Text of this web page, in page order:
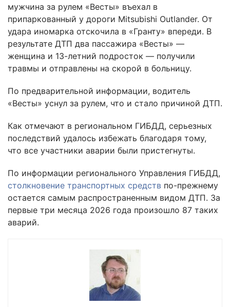
мужчина за рулем «Весты» въехал в
припаркованный у дороги Mitsubishi Outlander. От
удара иномарка отскочила в «Гранту» впереди. В
результате ДТП два пассажира «Весты» —
женщина и 13-летний подросток — получили
травмы и отправлены на скорой в больницу.
По предварительной информации, водитель
«Весты» уснул за рулем, что и стало причиной ДТП.
Как отмечают в региональном ГИБДД, серьезных
последствий удалось избежать благодаря тому,
что все участники аварии были пристегнуты.
По информации регионального Управления ГИБДД,
столкновение транспортных средств по-прежнему
остается самым распространенным видом ДТП. За
первые три месяца 2026 года произошло 87 таких
аварий.